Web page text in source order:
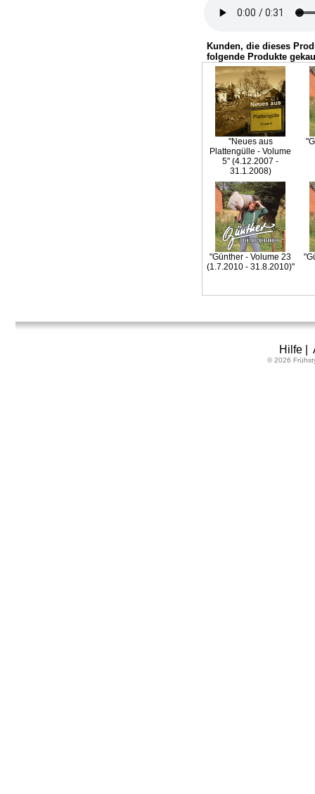
Kunden, die dieses
folgende Produkte
"Neues aus
Plattengülle - Volume
5" (4.12.2007 -
31.1.2008)
"Günther - Volume 23
(1.7.2010 - 31.8.2010)"
Hilfe|
© 2026